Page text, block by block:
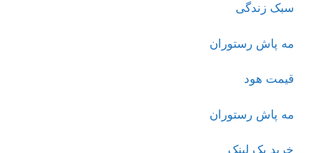
سبک زندگی
مه پاش رستوران
قیمت هود
مه پاش رستوران
خرید بک لینک